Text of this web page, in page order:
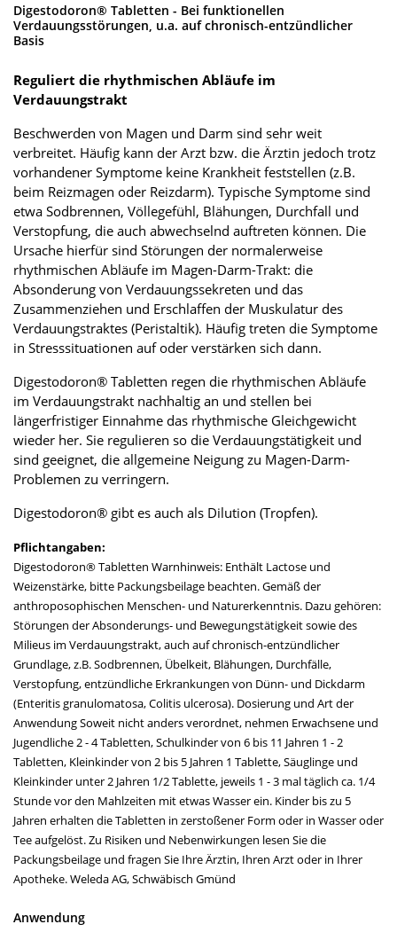
Digestodoron® Tabletten - Bei funktionellen
Verdauungsstörungen, u.a. auf chronisch-entzündlicher
Basis
Reguliert die rhythmischen Abläufe im
Verdauungstrakt
Beschwerden von Magen und Darm sind sehr weit
verbreitet. Häufig kann der Arzt bzw. die Ärztin jedoch trotz
vorhandener Symptome keine Krankheit feststellen (z.B.
beim Reizmagen oder Reizdarm). Typische Symptome sind
etwa Sodbrennen, Völlegefühl, Blähungen, Durchfall und
Verstopfung, die auch abwechselnd auftreten können. Die
Ursache hierfür sind Störungen der normalerweise
rhythmischen Abläufe im Magen-Darm-Trakt: die
Absonderung von Verdauungssekreten und das
Zusammenziehen und Erschlaffen der Muskulatur des
Verdauungstraktes (Peristaltik). Häufig treten die Symptome
in Stresssituationen auf oder verstärken sich dann.
Digestodoron® Tabletten regen die rhythmischen Abläufe
im Verdauungstrakt nachhaltig an und stellen bei
längerfristiger Einnahme das rhythmische Gleichgewicht
wieder her. Sie regulieren so die Verdauungstätigkeit und
sind geeignet, die allgemeine Neigung zu Magen-Darm-
Problemen zu verringern.
Digestodoron® gibt es auch als Dilution (Tropfen).
Pflichtangaben:
Digestodoron® Tabletten Warnhinweis: Enthält Lactose und
Weizenstärke, bitte Packungsbeilage beachten. Gemäß der
anthroposophischen Menschen- und Naturerkenntnis. Dazu gehören:
Störungen der Absonderungs- und Bewegungstätigkeit sowie des
Milieus im Verdauungstrakt, auch auf chronisch-entzündlicher
Grundlage, z.B. Sodbrennen, Übelkeit, Blähungen, Durchfälle,
Verstopfung, entzündliche Erkrankungen von Dünn- und Dickdarm
(Enteritis granulomatosa, Colitis ulcerosa). Dosierung und Art der
Anwendung Soweit nicht anders verordnet, nehmen Erwachsene und
Jugendliche 2 - 4 Tabletten, Schulkinder von 6 bis 11 Jahren 1 - 2
Tabletten, Kleinkinder von 2 bis 5 Jahren 1 Tablette, Säuglinge und
Kleinkinder unter 2 Jahren 1/2 Tablette, jeweils 1 - 3 mal täglich ca. 1/4
Stunde vor den Mahlzeiten mit etwas Wasser ein. Kinder bis zu 5
Jahren erhalten die Tabletten in zerstoßener Form oder in Wasser oder
Tee aufgelöst. Zu Risiken und Nebenwirkungen lesen Sie die
Packungsbeilage und fragen Sie Ihre Ärztin, Ihren Arzt oder in Ihrer
Apotheke. Weleda AG, Schwäbisch Gmünd
Anwendung